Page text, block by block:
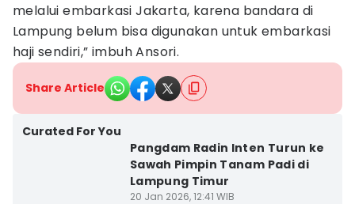
melalui embarkasi Jakarta, karena bandara di
Lampung belum bisa digunakan untuk embarkasi
haji sendiri,” imbuh Ansori.
Share Article
Curated For You
Pangdam Radin Inten Turun ke
Sawah Pimpin Tanam Padi di
Lampung Timur
20 Jan 2026, 12:41 WIB